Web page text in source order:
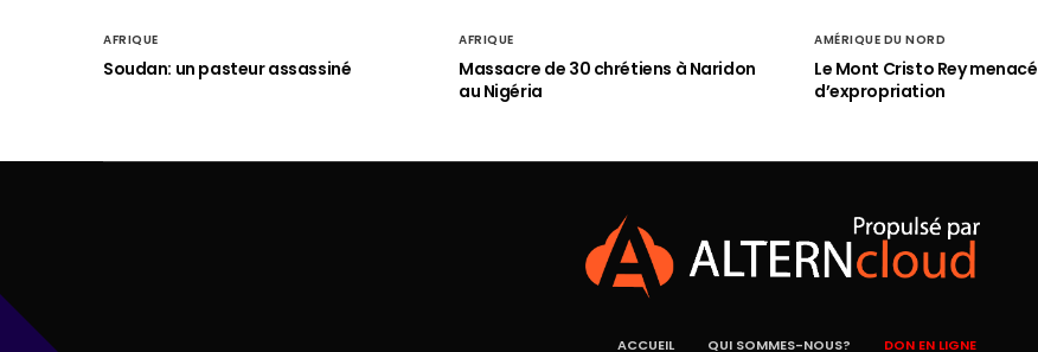
AFRIQUE
Soudan: un pasteur assassiné
AFRIQUE
Massacre de 30 chrétiens à Naridon
au Nigéria
AMÉRIQUE DU NORD
Le Mont Cristo Rey menacé
d’expropriation
ACCUEIL QUI SOMMES-NOUS? DON EN LIGNE